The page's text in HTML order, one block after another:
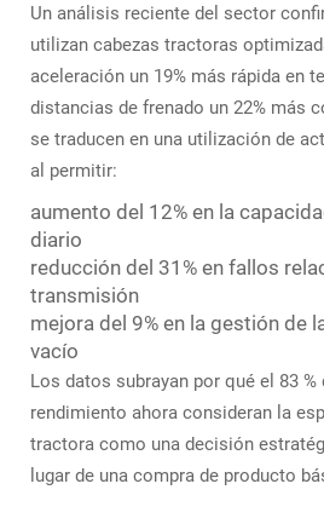
Un análisis reciente del sector
utilizan cabezas tractoras
aceleración un 19% más rápida en
distancias de frenado un 22% más
se traducen en una utilización de
al permitir:
aumento del 12% en la
diario
reducción del 31% en fallos
transmisión
mejora del 9% en la gestión de
vacío
Los datos subrayan por qué el 83
rendimiento ahora consideran la
tractora como una decisión
lugar de una compra de producto